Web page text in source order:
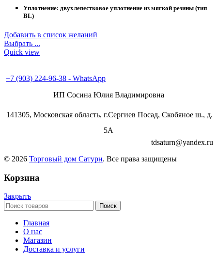
Уплотнение: двухлепестковое уплотнение из мягкой резины (тип
BL)
Добавить в список желаний
Выбрать ...
Quick view
+7 (903) 224-96-38 - WhatsApp
ИП Сосина Юлия Владимировна
141305, Московская область, г.Сергиев Посад, Скобяное ш., д.
5А
tdsaturn@yandex.ru
© 2026 Торговый дом Сатурн. Все права защищены
Корзина
Закрыть
Поиск
Главная
О нас
Магазин
Доставка и услуги